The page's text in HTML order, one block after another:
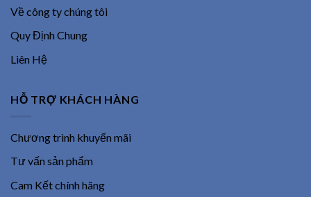
Về công ty chúng tôi
Quy Định Chung
Liên Hệ
HỖ TRỢ KHÁCH HÀNG
Chương trình khuyến mãi
Tư vấn sản phẩm
Cam Kết chính hãng